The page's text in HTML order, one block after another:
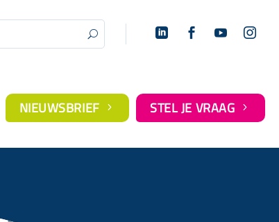
U    
NIEUWSBRIEF 5 STEL JE VRAAG 5